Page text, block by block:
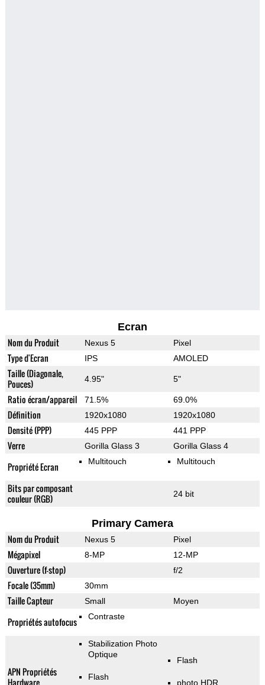
Ecran
Nom du Produit Nexus 5 Pixel
Type d'Ecran IPS AMOLED
Taille (Diagonale,
Pouces)
4.95" 5"
Ratio écran/appareil 71.5% 69.0%
Définition 1920x1080 1920x1080
Densité (PPP) 445 PPP 441 PPP
Verre Gorilla Glass 3 Gorilla Glass 4
Propriété Ecran Multitouch Multitouch
Bits par composant
couleur (RGB)
24 bit
Primary Camera
Nom du Produit Nexus 5 Pixel
Mégapixel 8-MP 12-MP
Ouverture (f-stop) f/2
Focale (35mm) 30mm
Taille Capteur Small Moyen
Propriétés autofocus Contraste
APN Propriétés
Hardware
Stabilization Photo
Optique
Flash
Flash
photo HDR